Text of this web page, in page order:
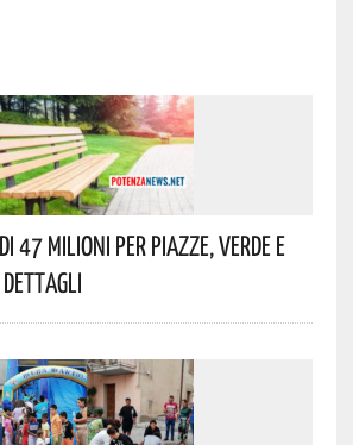
47 Milioni Per Piazze, Verde E